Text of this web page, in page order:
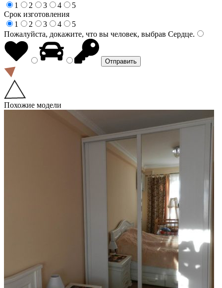
1
2 3 4
5
Срок изготовления
1
2 3 4
5
Пожалуйста, докажите, что вы человек, выбрав Сердце.
Похожие модели